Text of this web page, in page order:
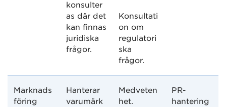
konsulter
as där det
kan finnas
juridiska
frågor.
Konsultati
on om
regulatori
ska
frågor.
Marknads
föring
Hanterar
varumärk
Medveten
het.
PR-
hantering